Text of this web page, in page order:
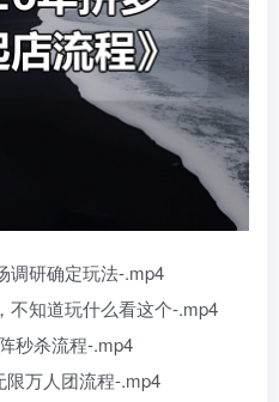
调研确定玩法-.mp4
不知道玩什么看这个-.mp4
秒杀流程-.mp4
万人团流程-.mp4